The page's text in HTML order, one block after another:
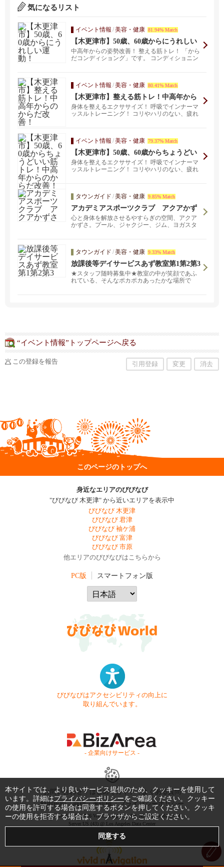
気になるリスト
イベント情報 /美容・健康 81.94% Match
【木更津市】50歳、60歳からにうれしい
運動！
中高年からの姿勢改善！ 整える筋トレ！ 「から
だコンディショング」です。 コンディショニン
イベント情報 /美容・健康 80.41% Match
【木更津市】整える筋トレ！中高年から
のからだ改善！
身体を整えるエクササイズ！ 呼吸でインナーマ
ッスルトレーニング！ コリやハリのない、疲れ
イベント情報 /美容・健康 79.37% Match
【木更津市】50歳、60歳からちょうどい
い筋トレ！中高年からのからだ改善！
身体を整えるエクササイズ！ 呼吸でインナーマ
ッスルトレーニング！ コリやハリのない、疲れ
タウンガイド /美容・健康 9.85% Match
アカデミアスポーツクラブ アクアかず
さ
心と身体を解放させるやすらぎの空間、アクア
かずさ。プール、ジャクジー、ジム、ヨガスタ
タウンガイド /美容・健康 9.33% Match
放課後等デイサービスあず教室第1第2第3
★スタッフ随時募集中★教室の中が笑顔であふ
れている、そんなポカポカあったかな場所で
“イベント情報”トップページへ戻る
この登録を報告 引用登録 変更 消去
このページのトップへ
身近なエリアのびびなび
"びびなび 木更津" から近いエリアを表示中
びびなび 木更津
びびなび 君津
びびなび 袖ケ浦
びびなび 富津
びびなび 市原
他エリアのびびなびはこちらから
PC版 スマートフォン版
びびなびはアクセシビリティの向上に
取り組んでいます。
- 企業向けサービス -
お問い合わせ はじめてガイド
よくある質問
利用規約
商標・著作権 プライバシーポリシー
Copyright © 1999-2026 Vivid Navigation, Inc. All Rights Reserved.
Server US (43) @ Los Angeles Data Center
本サイトでは、より良いサービス提供のため、クッキーを使用して
います。詳細はプライバシーポリシーをご確認ください。クッキー
の使用を許可する場合は同意するボタンを押してください。クッキ
ーの使用を拒否する場合は、ブラウザからご設定ください。